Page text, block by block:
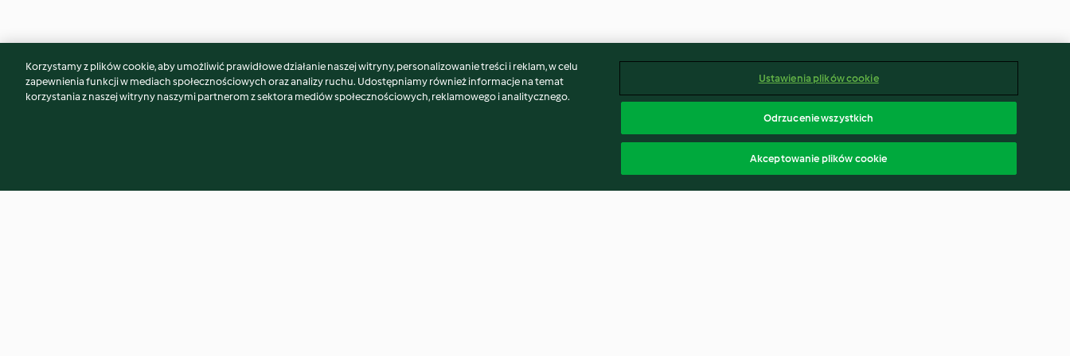
Może spodoba Ci się również...
Korzystamy z plików cookie, aby umożliwić prawidłowe działanie naszej witryny, personalizowanie treści i reklam, w celu
zapewnienia funkcji w mediach społecznościowych oraz analizy ruchu. Udostępniamy również informacje na temat
korzystania z naszej witryny naszymi partnerom z sektora mediów społecznościowych, reklamowego i analitycznego.
Ustawienia plików cookie
Odrzucenie wszystkich
Akceptowanie plików cookie